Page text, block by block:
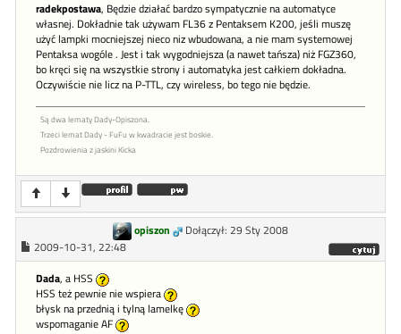
radekpostawa, Będzie działać bardzo sympatycznie na automatyce
własnej. Dokładnie tak używam FL36 z Pentaksem K200, jeśli muszę
użyć lampki mocniejszej nieco niz wbudowana, a nie mam systemowej
Pentaksa wogóle . Jest i tak wygodniejsza (a nawet tańsza) niż FGZ360,
bo kręci się na wszystkie strony i automatyka jest całkiem dokładna.
Oczywiście nie licz na P-TTL, czy wireless, bo tego nie będzie.
Są dwa lematy Dady-Opiszona.
Trzeci lemat Dady - FuFu w kwadracie jest boskie.
Pozdrowienia z jaskini Kicka
opiszon
Dołączył: 29 Sty 2008
2009-10-31, 22:48
Dada, a HSS
HSS też pewnie nie wspiera
błysk na przednią i tylną lamelkę
wspomaganie AF